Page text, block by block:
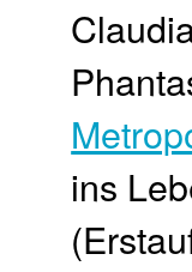
ins